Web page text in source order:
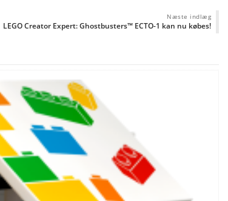
Næste indlæg
LEGO Creator Expert: Ghostbusters™ ECTO-1 kan nu købes!